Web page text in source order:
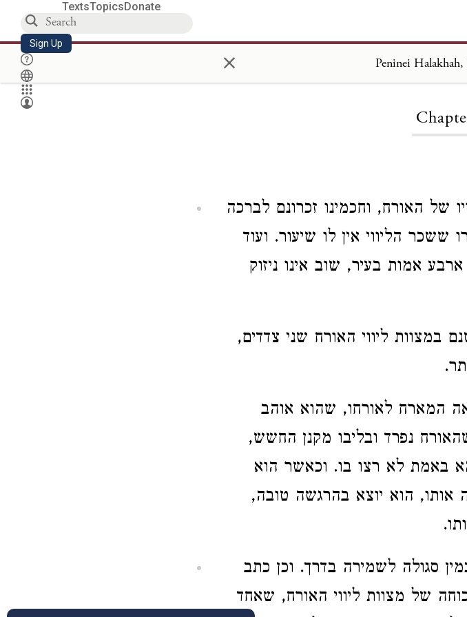
TextsTopicsDonate
Sign Up × Peninei
של האורח, וחכמינו זכרונם לברכה
ששכר הליווי אין לו שיעור. ועוד
אמות בעיר, שוב אינו ניזוק
במצוות ליווי האורח שני צדדים,
המארח לאורחו, שהוא אוהב
נפרד ובליבו מקנן החשש,
באמת לא רצו בו. וכאשר הוא
אותו, הוא יוצא בהרגשה טובה,
סגולה לשמירה בדרך. וכן כתב
של מצוות ליווי האורח, שאחד